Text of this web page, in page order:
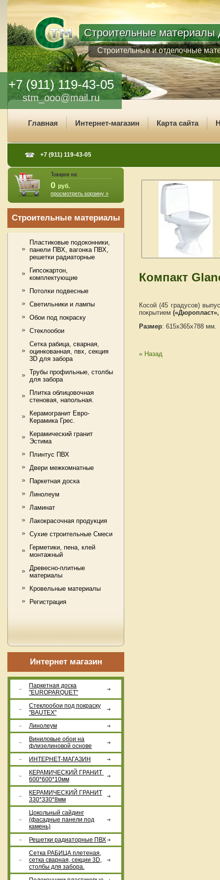
+7 (911) 119-43-05
Строительные материалы
Строительные и отделочные
+7 (911) 119-43-05
stm_ooo@mail.ru
Главная Интернет-магазин Карта сайта
0 руб.
просмотреть корзину »
Строительные материалы
Пластиковые подоконники,
панели ПВХ, вагонка ПВХ,
решетки радиаторные
Гипсокартон,
комплектующие
Потолки подвесные
Светильники и лампы
Обои под покраску
Стеклообои
Сетка рабица, сварная,
оцинкованная, пвх, секция
3D для забора
Трубы профильные, столбы
для забора
Плитка облицовочная
стеновая, напольная.
Керамогранит Евро-
Керамика Грес.
Керамический гранит
Эстима
Плинтус ПВХ
Двери межкомнатные
Паркетная доска
Линолеум
Ламинат
Лакокрасочная продукция
Сухие cтроительные Смеси
Герметики, пена, клей
монтажный
Древесно-плитные
материалы
Кровельные материалы
Регистрация
Интернет магазин
Паркетная доска
"EUROPARQUET"
Стеклообои под покраску
"BAUTEX"
Линолеум
Виниловые обои на
флизелиновой основе
ИНТЕРНЕТ-МАГАЗИН
КЕРАМИЧЕСКИЙ ГРАНИТ
600*600*10мм
КЕРАМИЧЕСКИЙ ГРАНИТ
330*330*8мм
Цокольный сайдинг
(фасадные панели под
камень)
Решетки радиаторные ПВХ
Сетка РАБИЦА плетеная,
сетка сварная, секции 3D,
столбы для забора.
Компакт
Косой (45 градусов)
покрытием
Размер: 615х365х788 мм.
« Назад